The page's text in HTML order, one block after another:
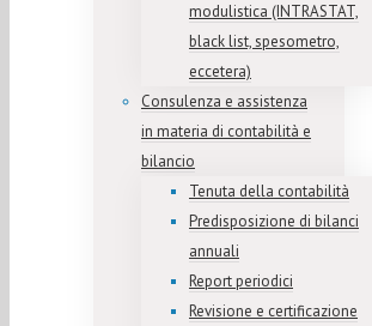
modulistica (INTRASTAT,
black list, spesometro,
eccetera)
Consulenza e assistenza
in materia di contabilità e
bilancio
Tenuta della contabilità
Predisposizione di bilanci
annuali
Report periodici
Revisione e certificazione